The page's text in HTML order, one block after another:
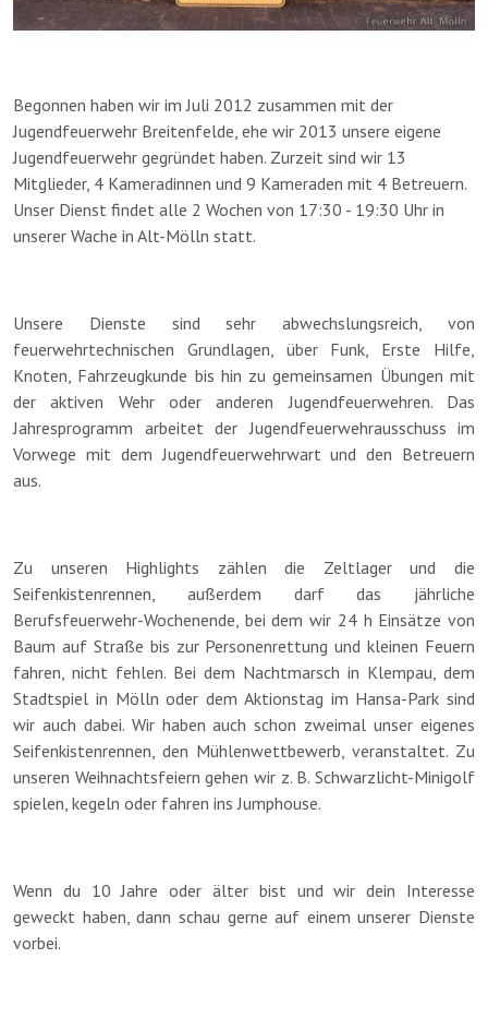
Begonnen haben wir im Juli 2012 zusammen mit der
Jugendfeuerwehr Breitenfelde, ehe wir 2013 unsere eigene
Jugendfeuerwehr gegründet haben. Zurzeit sind wir 13
Mitglieder, 4 Kameradinnen und 9 Kameraden mit 4 Betreuern.
Unser Dienst findet alle 2 Wochen von 17:30 - 19:30 Uhr in
unserer Wache in Alt-Mölln statt.
Unsere Dienste sind sehr abwechslungsreich, von
feuerwehrtechnischen Grundlagen, über Funk, Erste Hilfe,
Knoten, Fahrzeugkunde bis hin zu gemeinsamen Übungen mit
der aktiven Wehr oder anderen Jugendfeuerwehren. Das
Jahresprogramm arbeitet der Jugendfeuerwehrausschuss im
Vorwege mit dem Jugendfeuerwehrwart und den Betreuern
aus.
Zu unseren Highlights zählen die Zeltlager und die
Seifenkistenrennen, außerdem darf das jährliche
Berufsfeuerwehr-Wochenende, bei dem wir 24 h Einsätze von
Baum auf Straße bis zur Personenrettung und kleinen Feuern
fahren, nicht fehlen. Bei dem Nachtmarsch in Klempau, dem
Stadtspiel in Mölln oder dem Aktionstag im Hansa-Park sind
wir auch dabei. Wir haben auch schon zweimal unser eigenes
Seifenkistenrennen, den Mühlenwettbewerb, veranstaltet. Zu
unseren Weihnachtsfeiern gehen wir z. B. Schwarzlicht-Minigolf
spielen, kegeln oder fahren ins Jumphouse.
Wenn du 10 Jahre oder älter bist und wir dein Interesse
geweckt haben, dann schau gerne auf einem unserer Dienste
vorbei.